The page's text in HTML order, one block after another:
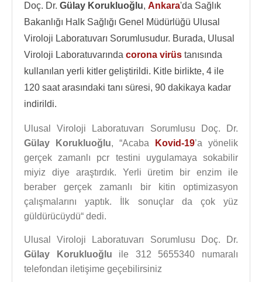
Doç. Dr. Gülay Korukluoğlu, Ankara'da Sağlık
Bakanlığı Halk Sağlığı Genel Müdürlüğü Ulusal
Viroloji Laboratuvarı Sorumlusudur. Burada, Ulusal
Viroloji Laboratuvarında corona virüs tanısında
kullanılan yerli kitler geliştirildi. Kitle birlikte, 4 ile
120 saat arasındaki tanı süresi, 90 dakikaya kadar
indirildi.
Ulusal Viroloji Laboratuvarı Sorumlusu Doç. Dr.
Gülay Korukluoğlu, “Acaba Kovid-19’a yönelik
gerçek zamanlı pcr testini uygulamaya sokabilir
miyiz diye araştırdık. Yerli üretim bir enzim ile
beraber gerçek zamanlı bir kitin optimizasyon
çalışmalarını yaptık. İlk sonuçlar da çok yüz
güldürücüydü“ dedi.
Ulusal Viroloji Laboratuvarı Sorumlusu Doç. Dr.
Gülay Korukluoğlu ile 312 5655340 numaralı
telefondan iletişime geçebilirsiniz